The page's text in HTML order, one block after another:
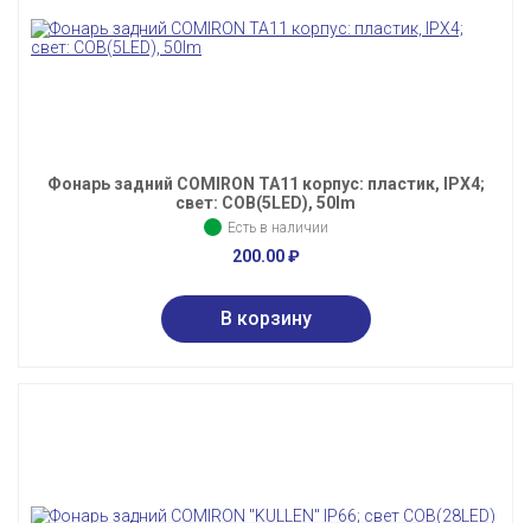
Фонарь задний COMIRON TA11 корпус: пластик, IPX4;
свет: COB(5LED), 50lm
Есть в наличии
200.00₽